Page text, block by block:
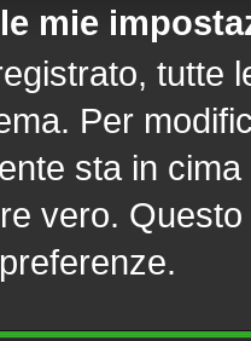
mie
tutte
Per
sta in
vero.